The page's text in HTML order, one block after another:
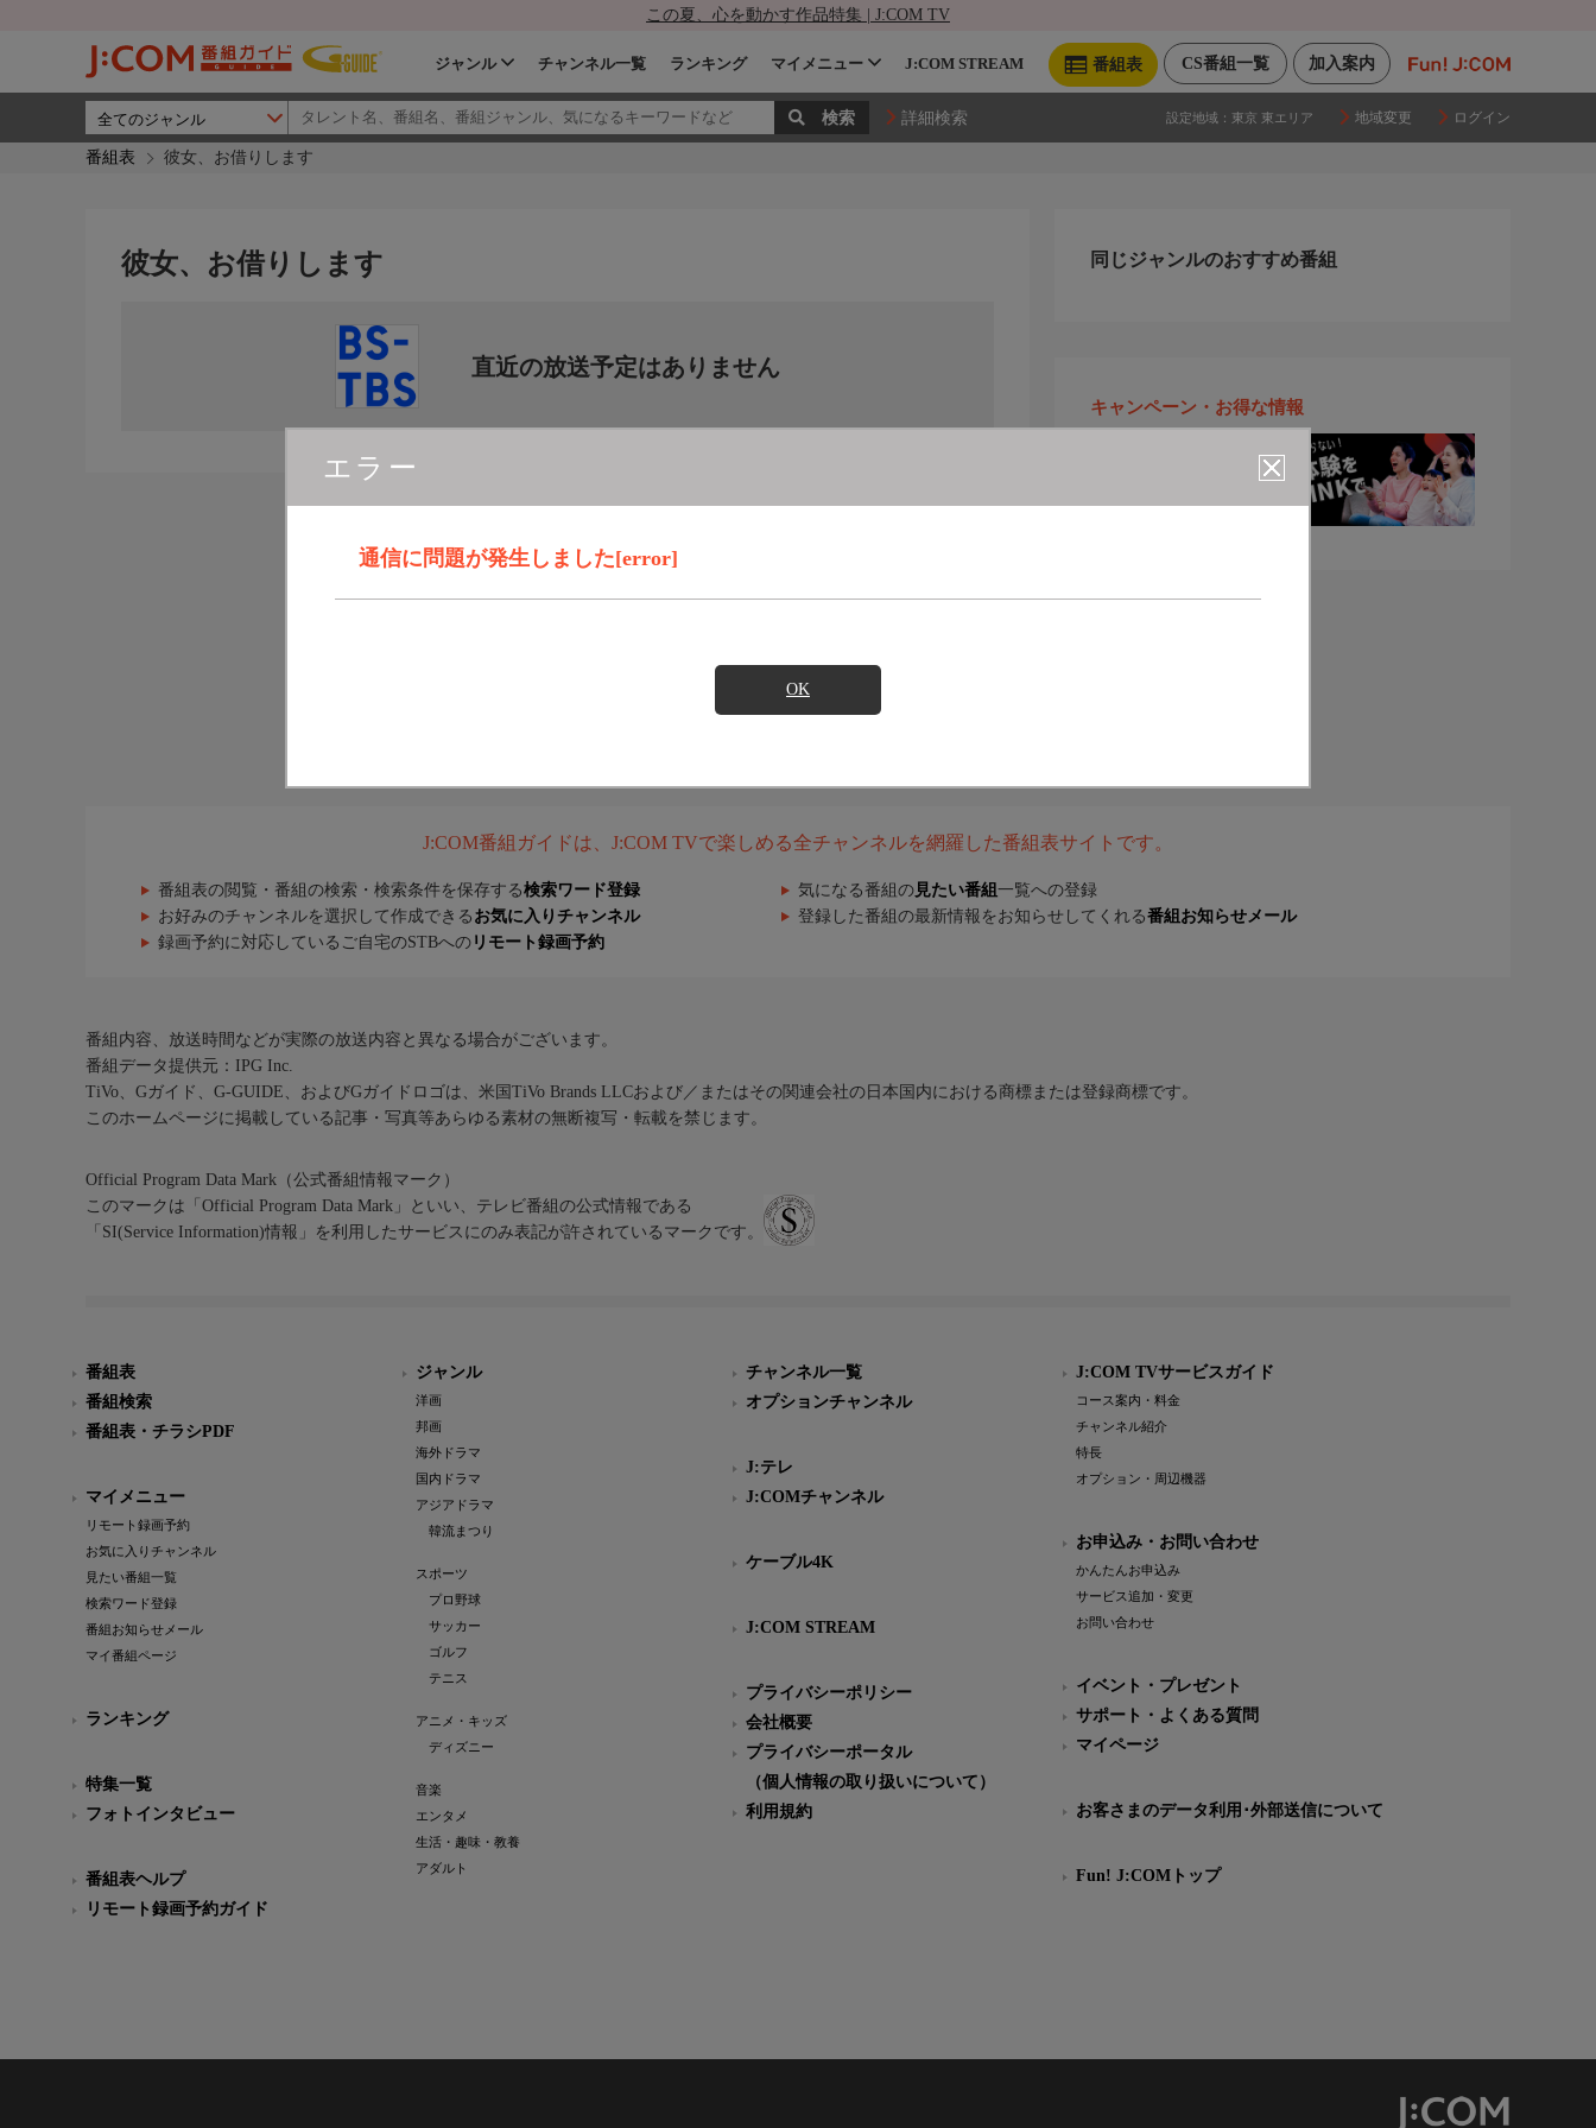
この夏、心を動かす作品特集 | J:COM TV
加入案内
CS番組一覧
番組表
ジャンル チャンネル一覧 ランキング マイメニュー J:COM STREAM
詳細検索 設定地域： 東京 東エリア 地域変更 ログイン
番組表 彼女、お借りします
エラー
通信に問題が発生しました[error]
OK
彼女、お借りします
直近の放送予定はありません
同じジャンルのおすすめ番組
キャンペーン・お得な情報
J:COM番組ガイドは、J:COM TVで楽しめる全チャンネルを網羅した番組表サイトです。
番組表の閲覧・番組の検索・検索条件を保存する検索ワード登録 気になる番組の 見たい番組 一覧への登録
お好みのチャンネルを選択して作成できる お気に入りチャンネル 登録した番組の最新情報をお知らせしてくれる番組お知らせメール
録画予約に対応しているご自宅のSTBへの リモート録画予約
番組内容、放送時間などが実際の放送内容と異なる場合がございます。
番組データ提供元：IPG Inc.
TiVo、Gガイド、G-GUIDE、およびGガイドロゴは、米国TiVo Brands LLCおよび／またはその関連会社の日本国内における商標または登録商標です。
このホームページに掲載している記事・写真等あらゆる素材の無断複写・転載を禁じます。
Official Program Data Mark（公式番組情報マーク）
このマークは「Official Program Data Mark」といい、テレビ番組の公式情報である
「SI(Service Information)情報」を利用したサービスにのみ表記が許されているマークです。
番組表
番組検索
番組表・チラシPDF
マイメニュー
リモート録画予約
お気に入りチャンネル
見たい番組一覧
検索ワード登録
番組お知らせメール
マイ番組ページ
ランキング
特集一覧
フォトインタビュー
番組表ヘルプ
リモート録画予約ガイド
ジャンル
洋画
邦画
海外ドラマ
国内ドラマ
アジアドラマ
韓流まつり
スポーツ
プロ野球
サッカー
ゴルフ
テニス
アニメ・キッズ
ディズニー
音楽
エンタメ
生活・趣味・教養
アダルト
チャンネル一覧
オプションチャンネル
J:テレ
J:COMチャンネル
ケーブル4K
J:COM STREAM
プライバシーポリシー
会社概要
プライバシーポータル
（個人情報の取り扱いについて）
利用規約
J:COM TVサービスガイド
コース案内・料金
チャンネル紹介
特長
オプション・周辺機器
お申込み・お問い合わせ
かんたんお申込み
サービス追加・変更
お問い合わせ
イベント・プレゼント
サポート・よくある質問
マイページ
お客さまのデータ利用･外部送信について
Fun! J:COMトップ